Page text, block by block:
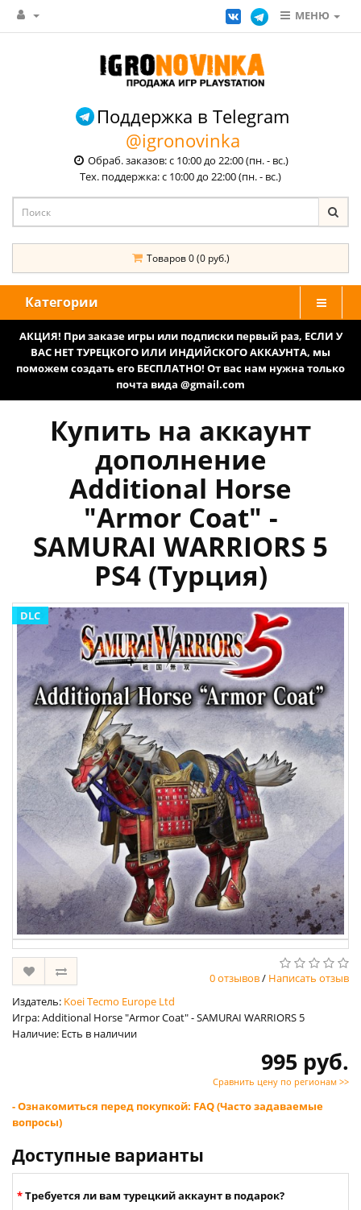
МЕНЮ
Поддержка в Telegram
@igronovinka
Обраб. заказов: с 10:00 до 22:00 (пн. - вс.)
Тех. поддержка: с 10:00 до 22:00 (пн. - вс.)
Товаров 0 (0 руб.)
Категории
АКЦИЯ! При заказе игры или подписки первый раз, ЕСЛИ У
ВАС НЕТ ТУРЕЦКОГО ИЛИ ИНДИЙСКОГО АККАУНТА, мы
поможем создать его БЕСПЛАТНО! От вас нам нужна только
почта вида @gmail.com
Купить на аккаунт
дополнение
Additional Horse
"Armor Coat" -
SAMURAI WARRIORS 5
PS4 (Турция)
DLC
0 отзывов/ Написать отзыв
Издатель: Koei Tecmo Europe Ltd
Игра: Additional Horse "Armor Coat" - SAMURAI WARRIORS 5
Наличие: Есть в наличии
995 руб.
Сравнить цену по регионам >>
- Ознакомиться перед покупкой: FAQ (Часто задаваемые
вопросы)
Доступные варианты
Требуется ли вам турецкий аккаунт в подарок?